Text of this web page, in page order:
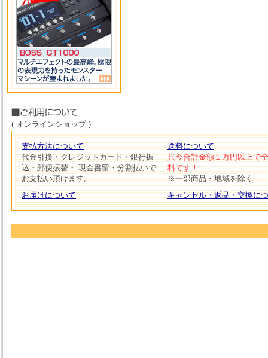
( オンラインショップ )
支払方法について
代金引換・クレジットカード・銀行振
込・郵便振替・ 現金書留・分割払いで
お支払い頂けます。
お届けについて
送料について
只今合計金額１万円以上で
料です！
※一部商品・地域を除く
キャンセル・返品・交換に